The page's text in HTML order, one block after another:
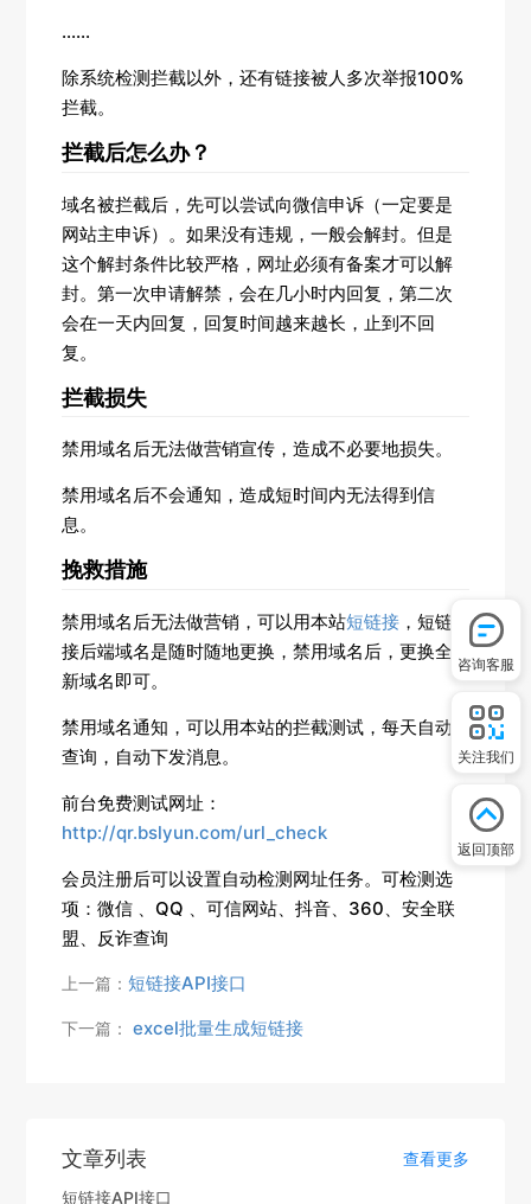
......
除系统检测拦截以外，还有链接被人多次举报100%
拦截。
拦截后怎么办？
域名被拦截后，先可以尝试向微信申诉（一定要是
网站主申诉）。如果没有违规，一般会解封。但是
这个解封条件比较严格，网址必须有备案才可以解
封。第一次申请解禁，会在几小时内回复，第二次
会在一天内回复，回复时间越来越长，止到不回
复。
拦截损失
禁用域名后无法做营销宣传，造成不必要地损失。
禁用域名后不会通知，造成短时间内无法得到信
息。
挽救措施
禁用域名后无法做营销，可以用本站短链接 ，短链
接后端域名是随时随地更换，禁用域名后，更换全
新域名即可。
禁用域名通知，可以用本站的拦截测试，每天自动
查询，自动下发消息。
前台免费测试网址：
http://qr.bslyun.com/url_check
会员注册后可以设置自动检测网址任务。可检测选
项：微信 、QQ 、可信网站、抖音、360、安全联
盟、反诈查询
上一篇：短链接API接口
下一篇： excel批量生成短链接
文章列表
查看更多
短链接API接口
咨询客服
关注我们
返回顶部